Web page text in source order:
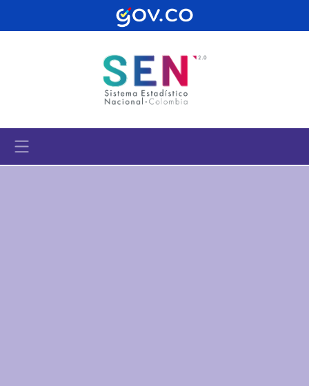
Pasar al contenido principal